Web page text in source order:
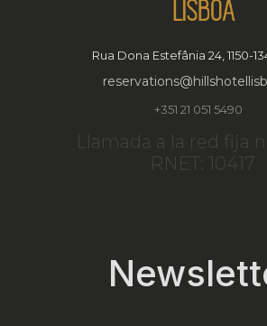
Rua Dona Estefânia 24, 1150-
+351 21 051 5490
Llamada a la red fija
RNET: 10417